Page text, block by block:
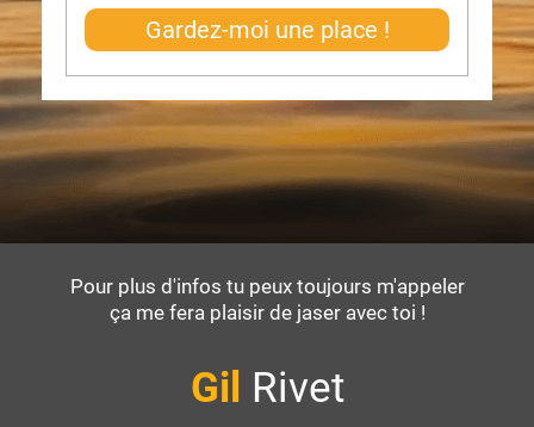
Gardez-moi une place !
Pour plus d'infos tu peux toujours m'appeler
ça me fera plaisir de jaser avec toi !
Gil Rivet